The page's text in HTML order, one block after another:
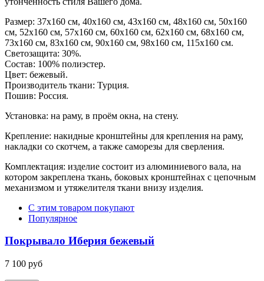
Размер: 37х160 см, 40х160 см, 43х160 см, 48х160 см, 50х160
см, 52х160 см, 57х160 см, 60х160 см, 62х160 см, 68х160 см,
73х160 см, 83х160 см, 90х160 см, 98х160 см, 115х160 см.
Светозащита: 30%.
Состав: 100% полиэстер.
Цвет: бежевый.
Производитель ткани: Турция.
Пошив: Россия.
Установка: на раму, в проём окна, на стену.
Крепление: накидные кронштейны для крепления на раму,
накладки со скотчем, а также саморезы для сверления.
Комплектация: изделие состоит из алюминиевого вала, на
котором закреплена ткань, боковых кронштейнах с цепочным
механизмом и утяжелителя ткани внизу изделия.
С этим товаром покупают
Популярное
Покрывало Иберия бежевый
7 100 руб